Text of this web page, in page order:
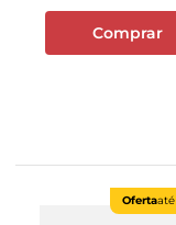
Comprar
Ofertaaté